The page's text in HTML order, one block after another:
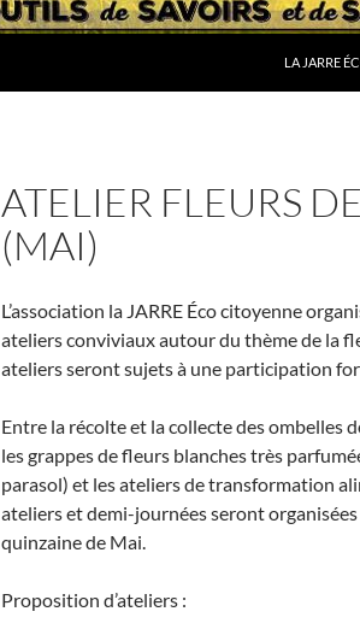
LA JARRE
ATELIER FLEURS
(MAI)
L’association la JARRE Éco citoyenne
ateliers conviviaux autour du thème de la
ateliers seront sujets à une participation
Entre la récolte et la collecte des ombelles
les grappes de fleurs blanches très
parasol) et les ateliers de transformation
ateliers et demi-journées seront
quinzaine de Mai.
Proposition d’ateliers :